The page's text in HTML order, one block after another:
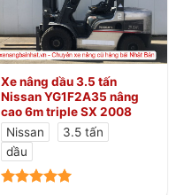
Xe nâng dầu 3.5 tấn
Nissan YG1F2A35 nâng
cao 6m triple SX 2008
Nissan
3.5 tấn
dầu